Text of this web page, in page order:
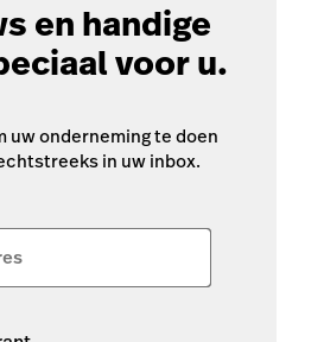
en handige
voor u.
uw onderneming te doen
in uw inbox.